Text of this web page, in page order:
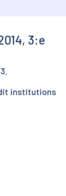
3:e
institutions